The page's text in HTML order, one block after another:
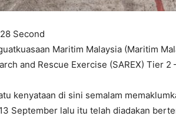
Second
Maritim Malaysia (Maritim
and Rescue Exercise (SAREX) Tier 2
kenyataan di sini semalam
September lalu itu telah diadakan